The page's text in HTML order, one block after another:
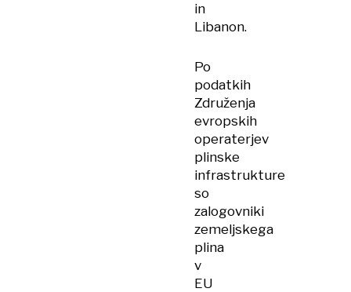
in
Libanon.
Po
podatkih
Združenja
evropskih
operaterjev
plinske
infrastrukture
so
zalogovniki
zemeljskega
plina
v
EU